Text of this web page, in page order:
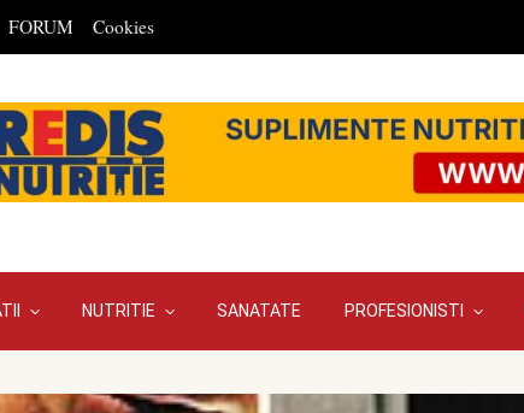
FORUM Cookies
NUTRITIE SANATATE PROFESIONISTI